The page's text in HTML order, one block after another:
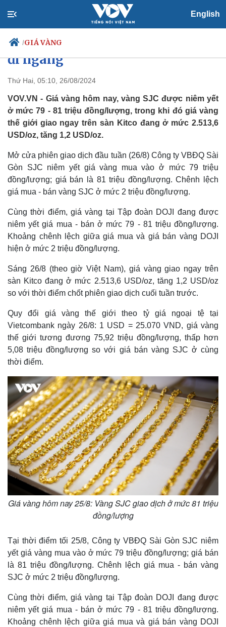
English
/GIÁ VÀNG
Chính trị
Đảng
Tổ chức nhân sự
Quốc hội
Nhận diện sự thật
Xã hội
Tin 24h
Dự báo thời tiết
Việc làm
Biển đảo
Thế giới
Quan sát
Cuộc sống đó đây
Hồ sơ
Multimedia
Video
Ảnh
E-Magazine
Infographic
Giá vàng hôm nay 26/8: Vàng thế
giới tăng nhẹ, vàng trong nước
đi ngang
Thứ Hai, 05:10, 26/08/2024
VOV.VN - Giá vàng hôm nay, vàng SJC được niêm yết
ở mức 79 - 81 triệu đồng/lượng, trong khi đó giá vàng
thế giới giao ngay trên sàn Kitco đang ở mức 2.513,6
USD/oz, tăng 1,2 USD/oz.
Mở cửa phiên giao dịch đầu tuần (26/8) Công ty VBĐQ Sài
Gòn SJC niêm yết giá vàng mua vào ở mức 79 triệu
đồng/lượng; giá bán là 81 triệu đồng/lượng. Chênh lệch
giá mua - bán vàng SJC ở mức 2 triệu đồng/lượng.
Cùng thời điểm, giá vàng tại Tập đoàn DOJI đang được
niêm yết giá mua - bán ở mức 79 - 81 triệu đồng/lượng.
Khoảng chênh lệch giữa giá mua và giá bán vàng DOJI
hiện ở mức 2 triệu đồng/lượng.
Sáng 26/8 (theo giờ Việt Nam), giá vàng giao ngay trên
sàn Kitco đang ở mức 2.513,6 USD/oz, tăng 1,2 USD/oz
so với thời điểm chốt phiên giao dịch cuối tuần trước.
Quy đổi giá vàng thế giới theo tỷ giá ngoại tệ tại
Vietcombank ngày 26/8: 1 USD = 25.070 VND, giá vàng
thế giới tương đương 75,92 triệu đồng/lượng, thấp hơn
5,08 triệu đồng/lượng so với giá bán vàng SJC ở cùng
thời điểm.
Giá vàng hôm nay 25/8: Vàng SJC giao dịch ở mức 81 triệu
đồng/lượng
Tại thời điểm tối 25/8, Công ty VBĐQ Sài Gòn SJC niêm
yết giá vàng mua vào ở mức 79 triệu đồng/lượng; giá bán
là 81 triệu đồng/lượng. Chênh lệch giá mua - bán vàng
SJC ở mức 2 triệu đồng/lượng.
Cùng thời điểm, giá vàng tại Tập đoàn DOJI đang được
niêm yết giá mua - bán ở mức 79 - 81 triệu đồng/lượng.
Khoảng chênh lệch giữa giá mua và giá bán vàng DOJI